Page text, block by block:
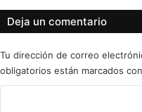
Deja un comentario
Tu dirección de correo
obligatorios están marcados con